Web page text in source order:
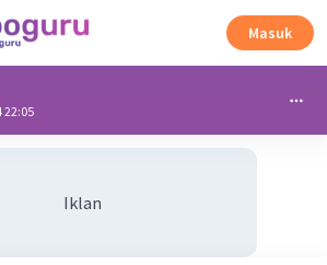
Masuk
22:05
Iklan